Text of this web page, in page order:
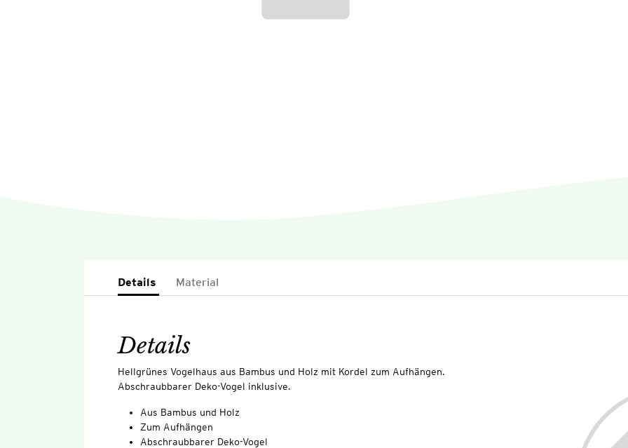
Details Material
Details
Hellgrünes Vogelhaus aus Bambus und Holz mit Kordel zum Aufhängen.
Abschraubbarer Deko-Vogel inklusive.
Aus Bambus und Holz
Zum Aufhängen
Abschraubbarer Deko-Vogel